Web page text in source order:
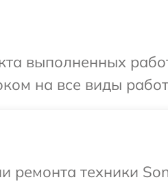
выполненных
на все виды
ремонта техники